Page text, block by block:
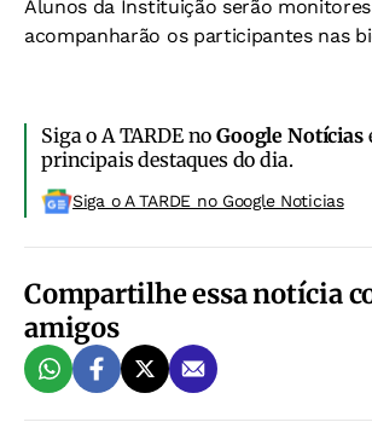
Alunos da Instituição serão
acompanharão os participantes nas
Siga o A TARDE noGoogle Notícias
principais destaques do dia.
Siga o A TARDE no Google Noticias
Compartilhe essa notícia
amigos